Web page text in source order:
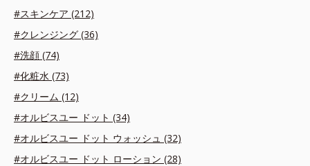
#スキンケア (212)
#クレンジング (36)
#洗顔 (74)
#化粧水 (73)
#クリーム (12)
#オルビスユー ドット (34)
#オルビスユー ドット ウォッシュ (32)
#オルビスユー ドット ローション (28)